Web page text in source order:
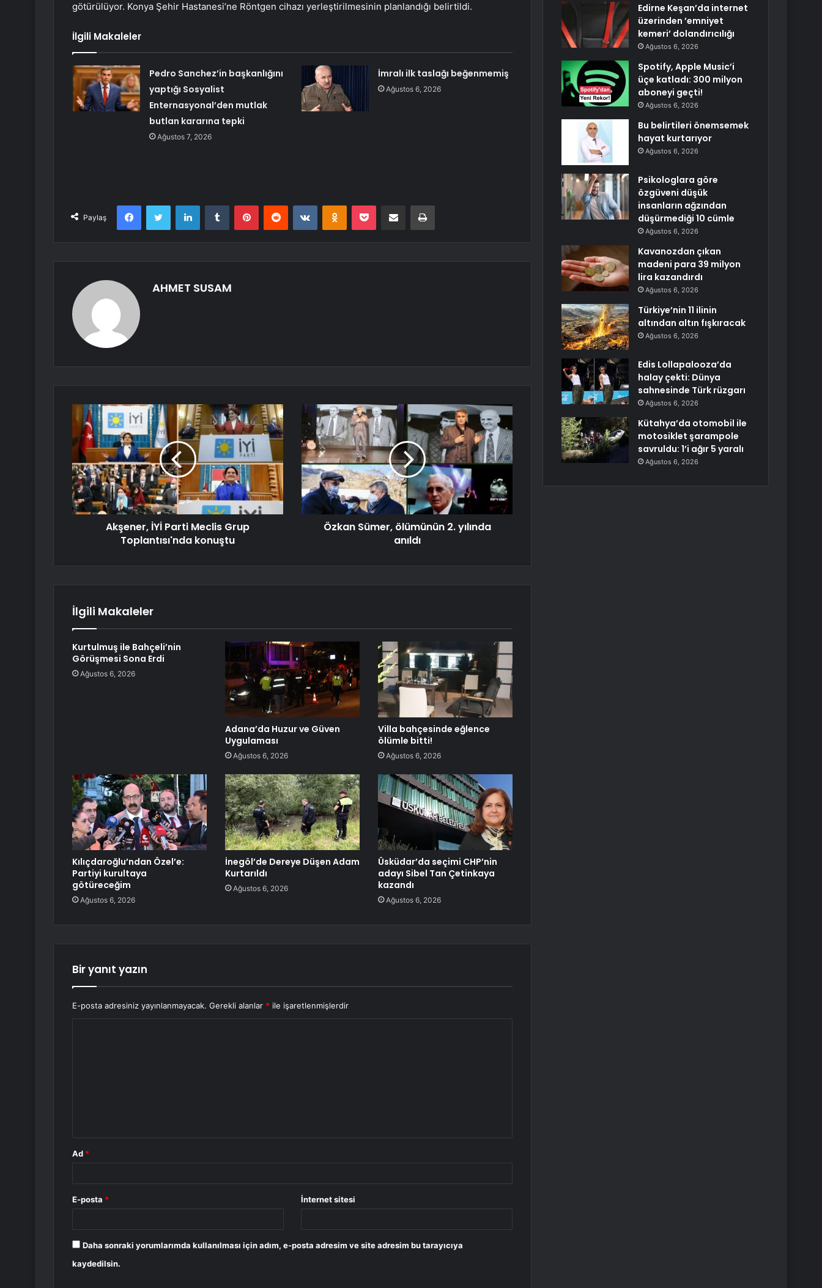
götürülüyor. Konya Şehir Hastanesi’ne Röntgen cihazı yerleştirilmesinin planlandığı belirtildi.
İlgili Makaleler
Pedro Sanchez’in başkanlığını
yaptığı Sosyalist
Enternasyonal’den mutlak
butlan kararına tepki
Ağustos 7, 2026
İmralı ilk taslağı beğenmemiş
Ağustos 6, 2026
Paylaş
FacebookTwitter LinkedInTumblr PinterestReddit VKontakteOdnoklassniki
Pocket E-Posta ile paylaş Yazdır
AHMET SUSAM
Akşener, İYİ Parti Meclis Grup
Toplantısı'nda konuştu
Özkan Sümer, ölümünün 2. yılında
anıldı
İlgili Makaleler
Kurtulmuş ile Bahçeli’nin
Görüşmesi Sona Erdi
Ağustos 6, 2026
Adana’da Huzur ve Güven
Uygulaması
Ağustos 6, 2026
Villa bahçesinde eğlence
ölümle bitti!
Ağustos 6, 2026
Kılıçdaroğlu’ndan Özel’e:
Partiyi kurultaya
götüreceğim
Ağustos 6, 2026
İnegöl’de Dereye Düşen Adam
Kurtarıldı
Ağustos 6, 2026
Üsküdar’da seçimi CHP’nin
adayı Sibel Tan Çetinkaya
kazandı
Ağustos 6, 2026
Bir yanıt yazın
E-posta adresiniz yayınlanmayacak. Gerekli alanlar * ile işaretlenmişlerdir
Ad *
E-posta * İnternet sitesi
Daha sonraki yorumlarımda kullanılması için adım, e-posta adresim ve site adresim bu tarayıcıya
kaydedilsin.
Edirne Keşan’da internet
üzerinden ’emniyet
kemeri’ dolandırıcılığı
Ağustos 6, 2026
Spotify, Apple Music’i
üçe katladı: 300 milyon
aboneyi geçti!
Ağustos 6, 2026
Bu belirtileri önemsemek
hayat kurtarıyor
Ağustos 6, 2026
Psikologlara göre
özgüveni düşük
insanların ağzından
düşürmediği 10 cümle
Ağustos 6, 2026
Kavanozdan çıkan
madeni para 39 milyon
lira kazandırdı
Ağustos 6, 2026
Türkiye’nin 11 ilinin
altından altın fışkıracak
Ağustos 6, 2026
Edis Lollapalooza’da
halay çekti: Dünya
sahnesinde Türk rüzgarı
Ağustos 6, 2026
Kütahya’da otomobil ile
motosiklet şarampole
savruldu: 1’i ağır 5 yaralı
Ağustos 6, 2026